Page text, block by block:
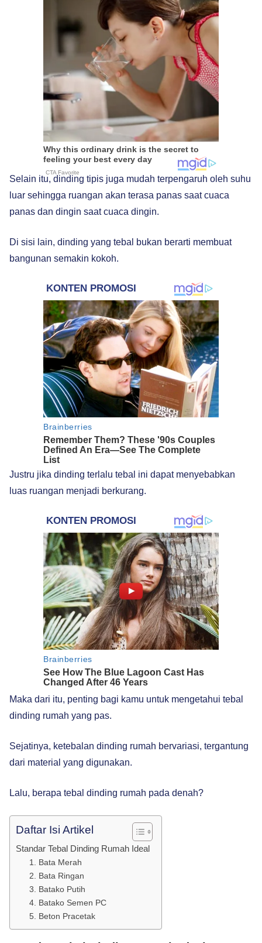
Selain itu, dinding tipis juga mudah terpengaruh oleh suhu
luar sehingga ruangan akan terasa panas saat cuaca
panas dan dingin saat cuaca dingin.
Di sisi lain, dinding yang tebal bukan berarti membuat
bangunan semakin kokoh.
Justru jika dinding terlalu tebal ini dapat menyebabkan
luas ruangan menjadi berkurang.
Maka dari itu, penting bagi kamu untuk mengetahui tebal
dinding rumah yang pas.
Sejatinya, ketebalan dinding rumah bervariasi, tergantung
dari material yang digunakan.
Lalu, berapa tebal dinding rumah pada denah?
Daftar Isi Artikel
Standar Tebal Dinding Rumah Ideal
1. Bata Merah
2. Bata Ringan
3. Batako Putih
4. Batako Semen PC
5. Beton Pracetak